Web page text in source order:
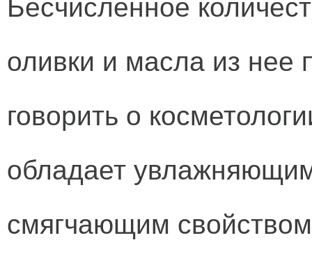
Бесчисленное
оливки и масла из нее
говорить о
обладает
смягчающим